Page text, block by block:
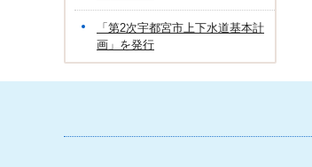
「第2次宇都宮市上下水道基本計
画」を発行